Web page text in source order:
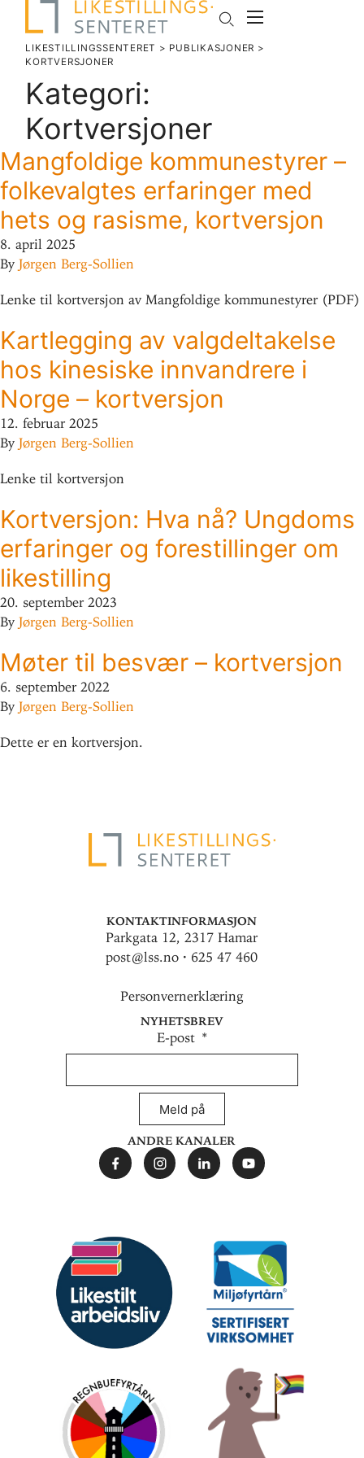
LIKESTILLINGSSENTERET > PUBLIKASJONER >
KORTVERSJONER
Kategori:
Kortversjoner
Mang­foldige kom­mune­styrer –
folke­valgtes erfa­ringer med
hets og rasisme, kortversjon
8. april 2025
By Jørgen Berg-Sollien
Lenke til kort­versjon av Mang­foldige kom­mune­styrer (PDF)
Kart­legging av valg­del­ta­kelse
hos kine­siske inn­vandrere i
Norge – kortversjon
12. februar 2025
By Jørgen Berg-Sollien
Lenke til kortversjon
Kort­versjon: Hva nå? Ungdoms
erfa­ringer og fore­stil­linger om
likestilling
20. september 2023
By Jørgen Berg-Sollien
Møter til besvær – kortversjon
6. september 2022
By Jørgen Berg-Sollien
Dette er en kortversjon.
Kontaktinformasjon
Parkgata 12, 2317 Hamar
post@lss.no · 625 47 460
Personvernerklæring
Nyhetsbrev
E-post
Meld på
Andre kanaler